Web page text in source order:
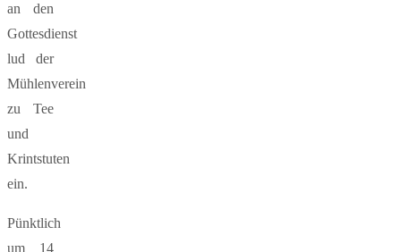
an den
Gottesdienst
lud der
Mühlenverein
zu Tee
und
Krintstuten
ein.
Pünktlich
um 14